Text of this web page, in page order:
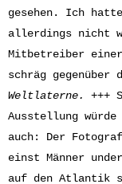
gesehen. Ich
allerdings nicht
Mitbetreiber
schräg gegenüber
Weltlaterne.
+++
Ausstellung
auch: Der
einst Männer
auf den Atlantik